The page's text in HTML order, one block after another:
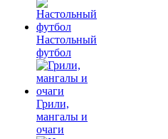
Настольный
футбол
Грили,
мангалы и
очаги